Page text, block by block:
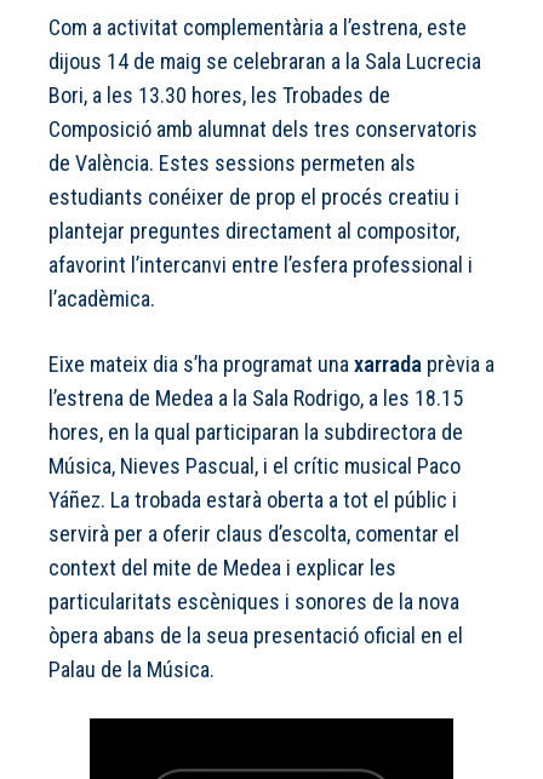
Com a activitat complementària a l’estrena, este
dijous 14 de maig se celebraran a la Sala Lucrecia
Bori, a les 13.30 hores, les Trobades de
Composició amb alumnat dels tres conservatoris
de València. Estes sessions permeten als
estudiants conéixer de prop el procés creatiu i
plantejar preguntes directament al compositor,
afavorint l’intercanvi entre l’esfera professional i
l’acadèmica.
Eixe mateix dia s’ha programat una xarrada prèvia a
l’estrena de Medea a la Sala Rodrigo, a les 18.15
hores, en la qual participaran la subdirectora de
Música, Nieves Pascual, i el crític musical Paco
Yáñez. La trobada estarà oberta a tot el públic i
servirà per a oferir claus d’escolta, comentar el
context del mite de Medea i explicar les
particularitats escèniques i sonores de la nova
òpera abans de la seua presentació oficial en el
Palau de la Música.